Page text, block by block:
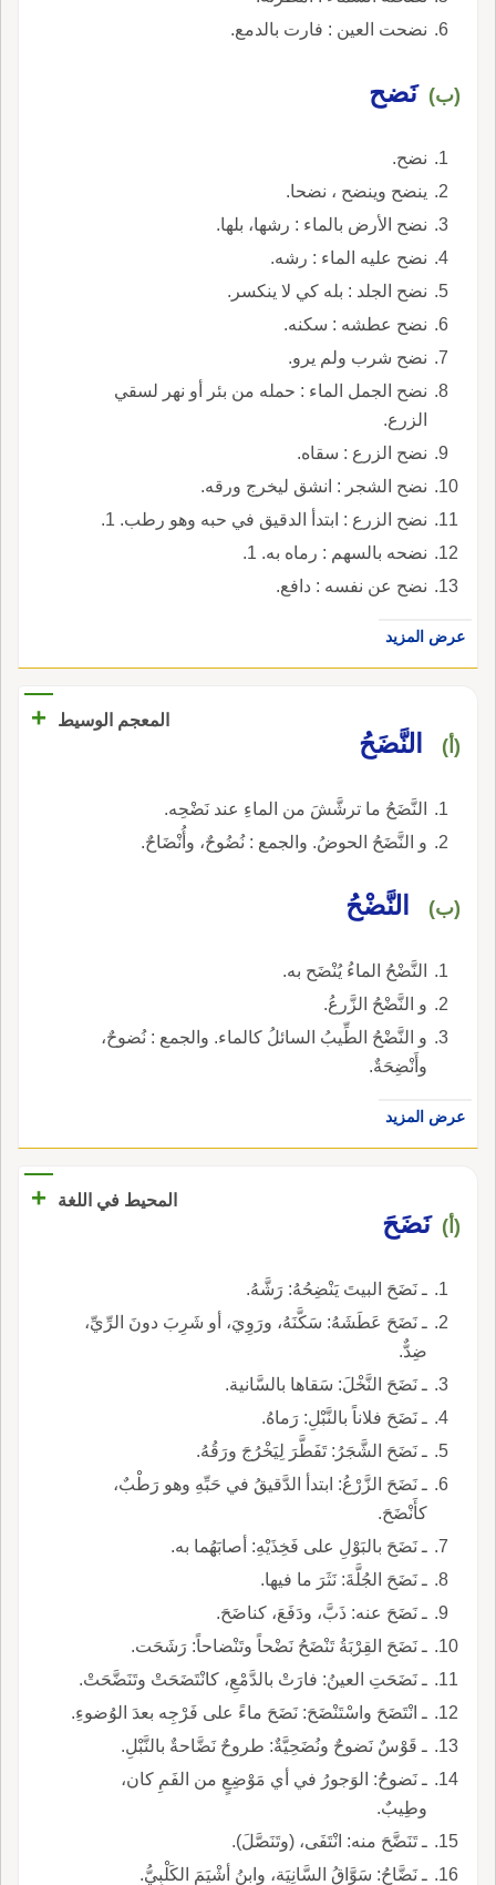
نضحت العين : فارت بالدمع.
(ب) نَضح
نضح.
ينضح وينضح ، نضحا.
نضح الأرض بالماء : رشها، بلها.
نضح عليه الماء : رشه.
نضح الجلد : بله كي لا ينكسر.
نضح عطشه : سكنه.
نضح شرب ولم يرو.
نضح الجمل الماء : حمله من بئر أو نهر لسقي
الزرع.
نضح الزرع : سقاه.
نضح الشجر : انشق ليخرج ورقه.
نضح الزرع : ابتدأ الدقيق في حبه وهو رطب. 1.
نضحه بالسهم : رماه به. 1.
نضح عن نفسه : دافع.
عرض المزيد
المعجم الوسيط +
(أ) النَّضَحُ
النَّضَحُ ما ترشَّشَ من الماءِ عند نَضْحِه.
و النَّضَحُ الحوضُ. والجمع : نُضُوحٌ، وأُنْضَاحٌ.
(ب) النَّضْحُ
النَّضْحُ الماءُ يُنْضَح به.
و النَّضْحُ الزَّرعُ.
و النَّضْحُ الطِّيبُ السائلُ كالماء. والجمع : نُضوحٌ،
وأَنْضِحَةٌ.
عرض المزيد
المحيط في اللغة +
(أ) نَضَحَ
ـ نَضَحَ البيتَ يَنْضِحُهُ: رَشَّهُ.
ـ نَضَحَ عَطَشَهُ: سَكَّنَهُ، ورَوِيَ، أو شَرِبَ دونَ الرِّيِّ،
ضِدٌّ.
ـ نَضَحَ النَّخْلَ: سَقاها بالسَّانية.
ـ نَضَحَ فلاناً بالنَّبْلِ: رَماهُ.
ـ نَضَحَ الشَّجَرُ: تَفَطَّرَ لِيَخْرُجَ ورَقُهُ.
ـ نَضَحَ الزَّرْعُ: ابتدأ الدَّقيقُ في حَبِّهِ وهو رَطْبٌ،
كأَنْضَحَ.
ـ نَضَحَ بالبَوْلِ على فَخِذَيْهِ: أصابَهُما به.
ـ نَضَحَ الجُلَّةَ: نَثَرَ ما فيها.
ـ نَضَحَ عنه: ذَبَّ، ودَفَعَ، كناضَحَ.
ـ نَضَحَ القِرْبَةُ تَنْضَحُ نَضْحاً وتَنْضاحاً: رَشَحَت.
ـ نَضَحَتِ العينُ: فارَتْ بالدَّمْعِ، كانْتَضَحَتْ وتَنَضَّحَتْ.
ـ انْتَضَحَ واسْتَنْضَحَ: نَضَحَ ماءً على فَرْجِه بعدَ الوُضوءِ.
ـ قَوْسٌ نَضوحٌ ونُضَحِيَّةٌ: طروحٌ نَضَّاحةٌ بالنَّبْلِ.
ـ نَضوحُ: الوَجورُ في أي مَوْضِعٍ من الفَمِ كان،
وطِيبٌ.
ـ تَنَضَّحَ منه: انْتَفَى، (وتَنَصَّلَ).
ـ نَضَّاحُ: سَوَّاقُ السَّانِيَة، وابنُ أشْيَمَ الكَلْبِيُّ.